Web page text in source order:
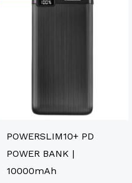
POWERSLIM10+ PD
POWER BANK |
10000mAh